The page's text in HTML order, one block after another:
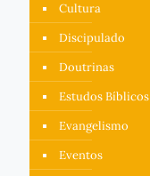
Cultura
Discipulado
Doutrinas
Estudos Bíblicos
Evangelismo
Eventos